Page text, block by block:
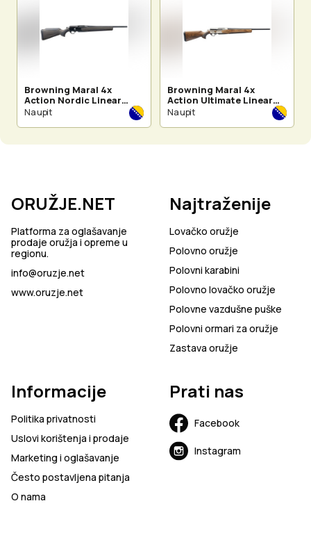
Browning Maral 4x
Action Nordic Linear
Rifle-Composite Black
lovačka puška pravo-
čepni
Na upit
Browning Maral 4x
Action Ultimate Linear
Rifle - Wood Pistol Grip
lovačka puška pravo-
čepni
Na upit
ORUŽJE.NET
Platforma za oglašavanje
prodaje oružja i opreme u
regionu.
info@oruzje.net
www.oruzje.net
Najtraženije
Lovačko oružje
Polovno oružje
Polovni karabini
Polovno lovačko oružje
Polovne vazdušne puške
Polovni ormari za oružje
Zastava oružje
Informacije
Politika privatnosti
Uslovi korištenja i prodaje
Marketing i oglašavanje
Često postavljena pitanja
O nama
Prati nas
Facebook
Instagram